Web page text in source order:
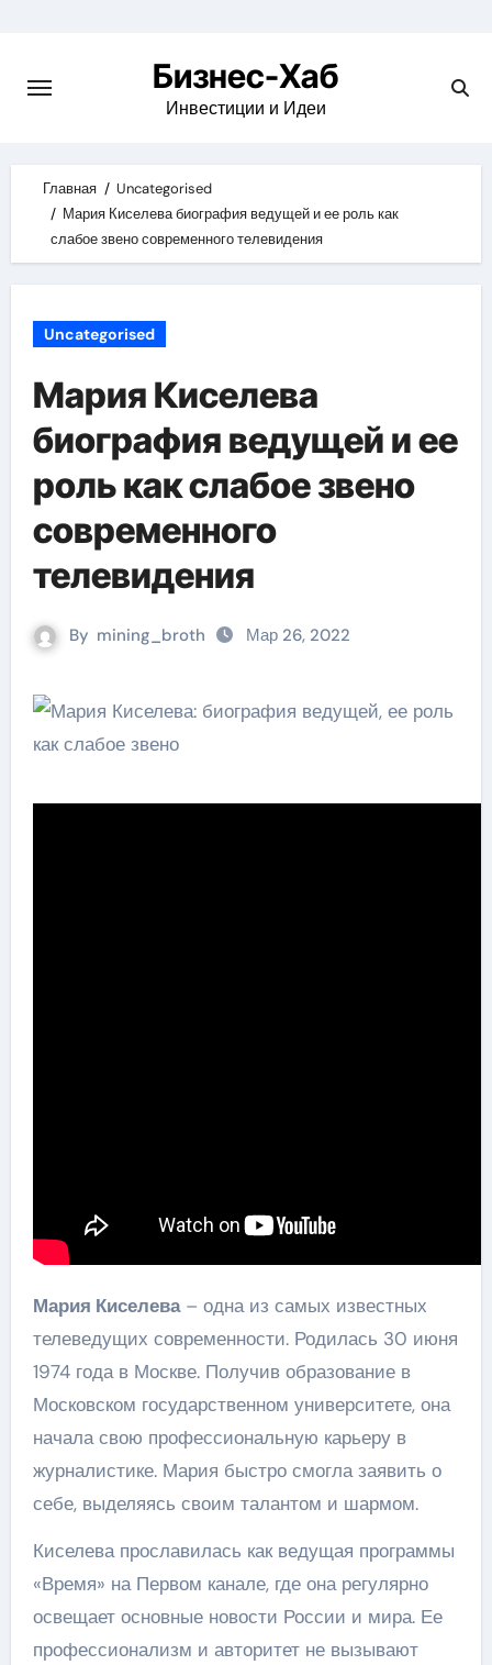
content
Бизнес-Хаб
Инвестиции и Идеи
Главная
Uncategorised
Мария Киселева биография ведущей и ее роль как
слабое звено современного телевидения
Uncategorised
Мария Киселева
биография ведущей и ее
роль как слабое звено
современного
телевидения
By mining_broth Мар 26, 2022
Мария Киселева– одна из самых известных
телеведущих современности. Родилась 30 июня
1974 года в Москве. Получив образование в
Московском государственном университете, она
начала свою профессиональную карьеру в
журналистике. Мария быстро смогла заявить о
себе, выделяясь своим талантом и шармом.
Киселева прославилась как ведущая программы
«Время» на Первом канале, где она регулярно
освещает основные новости России и мира. Ее
профессионализм и авторитет не вызывают